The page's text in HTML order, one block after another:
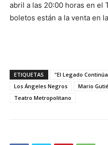
abril a las 20:00 horas en el
boletos están a la venta en
ETIQUETAS "El Legado
Los Ángeles Negros
Mario
Teatro Metropolitano